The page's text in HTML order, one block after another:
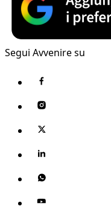
Segui Avvenire su